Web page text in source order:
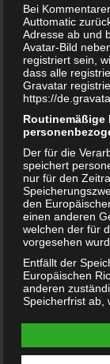
Bei
Auttomatic
Adresse ab und
Avatar-Bild
registriert sein,
dass alle
Gravatar
https://
Der für die
speichert
nur für den
den
einen anderen
welchen der für
vorgesehen
Entfällt der
Europäischen
anderen
Speicherfrist ab,
Vorschriften
Rechte der